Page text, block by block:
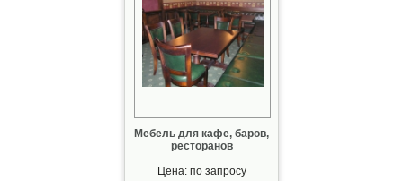
Мебель для кафе, баров,
ресторанов
Цена: по запросу